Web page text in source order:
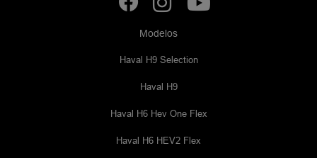
Modelos
Haval H9 Selection
Haval H9
Haval H6 Hev One Flex
Haval H6 HEV2 Flex